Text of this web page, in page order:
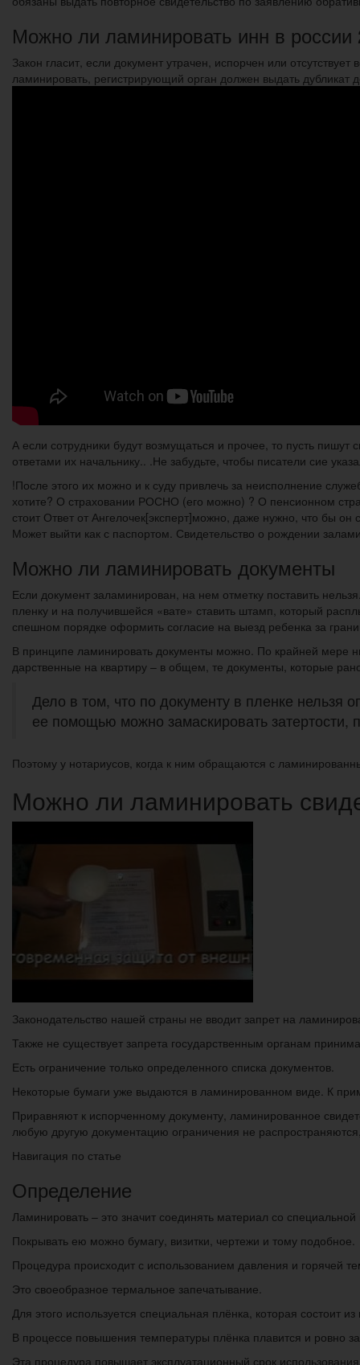
Можно ли ламинировать инн в россии
Закон гласит, если документ утрачен, испорчен или
ламинировать, регистрирующий орган должен выдать дубликат
А если сотрудники будут возмущаться и прочее, то пусть
ответами их начальнику.. .Не забудьте, чтобы писатели сие
!После этого их можно и к суду привлечь за неисполнение
хотите? О страховании РОСНО (его можно) ? О пенсионном
стоит Ответ от Ангелочек[эксперт]можно, даже нужно, что бы
Может выйти как с паспортом. Свидетельство о рождении
Можно ли ламинировать документы
Если документ заламинирован, на нем отметку поставить
пленку и на получившейся «вате» ставить штамп, который
спешном порядке оформить согласие на выезд ребенка за
В принципе ламинировать документы можно. По крайней мере
дарственные на квартиру – в общем, те документы, которые
Дело в том, что по документу в пленке нельзя
ее помощью можно замаскировать
Поэтому у нотариусов, когда к ним обращаются с
Можно ли ламинировать
Законодательство нашей страны не вводит запрет на
Также не существует запрета государственным органам
Есть ограничение только определенного списка документов.
Некоторые бумаги уже выдаются в ламинированном виде. К
Приравняют к испорченному документу, ламинированное
любую другую документацию ограничения не
Навигация по статье
Определение
Ламинировать – это значит соединять материал со
Покрывать ею можно бумагу, визитки, чертежи и тому подобное.
Процедура происходит с использованием давления и горячей
Это своеобразное термальное запечатывание.
Для этого используется специальная плёнка, которая состоит
В процессе повышения температуры плёнка плавится и ровно
Эта процедура повышает эксплуатационный срок